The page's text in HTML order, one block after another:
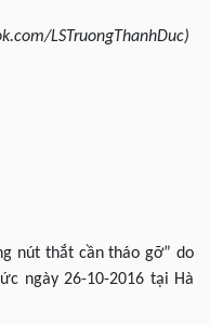
LSTruongThanhDuc)
nút thắt cần tháo gỡ” do
ngày 26-10-2016 tại Hà